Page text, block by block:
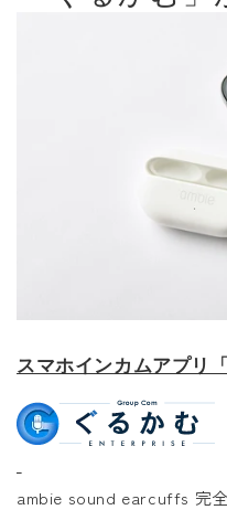
スマホインカムアプリ
ambie sound earcuffs 完